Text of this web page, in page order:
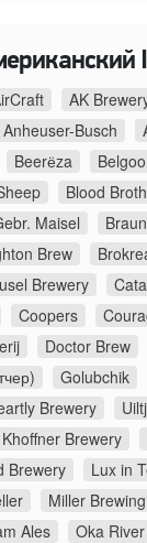
AK
Anheuser-Busch
Beerёza Belgoo
Blood
Maisel
Brew
Brewery
Coopers
Doctor Brew
Golubchik
Brewery
Khoffner Brewery
Brewery Lux in
Miller
Ales Oka River